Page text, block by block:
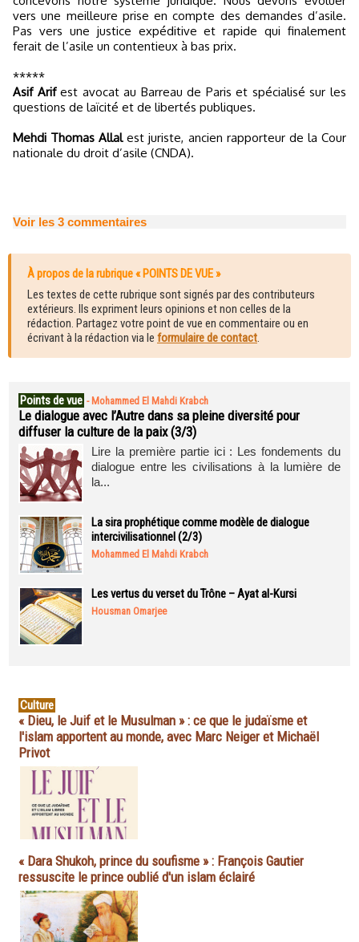
vers une meilleure prise en compte des demandes d’asile.
Pas vers une justice expéditive et rapide qui finalement
ferait de l’asile un contentieux à bas prix.
*****
Asif Arifest avocat au Barreau de Paris et spécialisé sur les
questions de laïcité et de libertés publiques.
Mehdi Thomas Allalest juriste, ancien rapporteur de la Cour
nationale du droit d’asile (CNDA).
Voir les 3 commentaires
À propos de la rubrique « POINTS DE VUE »
Les textes de cette rubrique sont signés par des contributeurs
extérieurs. Ils expriment leurs opinions et non celles de la
rédaction. Partagez votre point de vue en commentaire ou en
écrivant à la rédaction via le formulaire de contact.
Points de vue - Mohammed El Mahdi Krabch
Le dialogue avec l’Autre dans sa pleine diversité pour
diffuser la culture de la paix (3/3)
Lire la première partie ici : Les fondements du
dialogue entre les civilisations à la lumière de
la...
La sira prophétique comme modèle de dialogue
intercivilisationnel (2/3)
Mohammed El Mahdi Krabch
Les vertus du verset du Trône – Ayat al-Kursi
Housman Omarjee
Culture
« Dieu, le Juif et le Musulman » : ce que le judaïsme et
l'islam apportent au monde, avec Marc Neiger et Michaël
Privot
« Dara Shukoh, prince du soufisme » : François Gautier
ressuscite le prince oublié d'un islam éclairé